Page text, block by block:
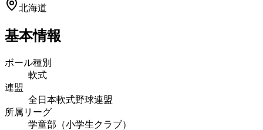
北海道
基本情報
ボール種別
軟式
連盟
全日本軟式野球連盟
所属リーグ
学童部（小学生クラブ）